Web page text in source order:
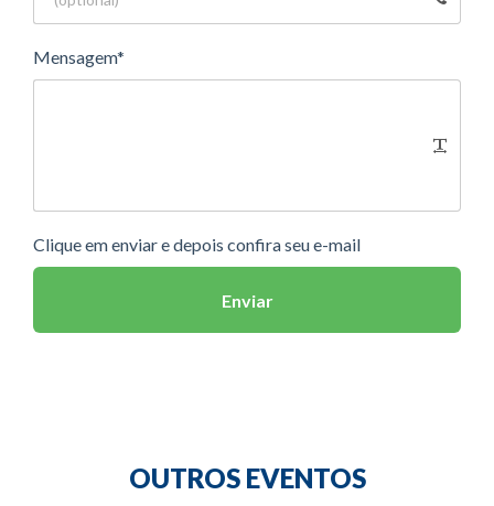
Mensagem*
Clique em enviar e depois confira seu e-mail
Enviar
OUTROS EVENTOS